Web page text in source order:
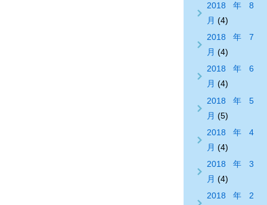
2018年8
月 (4)
2018年7
月 (4)
2018年6
月 (4)
2018年5
月 (5)
2018年4
月 (4)
2018年3
月 (4)
2018年2